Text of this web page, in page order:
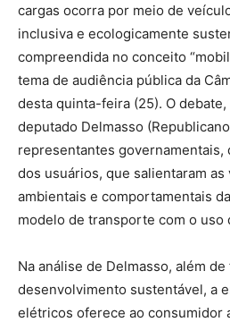
cargas ocorra por meio de
inclusiva e ecologicamente
compreendida no conceito
tema de audiência pública da
desta quinta-feira (25). O
deputado Delmasso
representantes governamentais,
dos usuários, que salientaram
ambientais e comportamentais
modelo de transporte com o uso
Na análise de Delmasso, além
desenvolvimento sustentável, a
elétricos oferece ao consumidor